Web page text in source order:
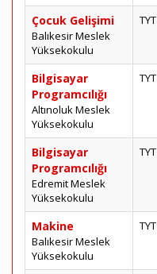
Çocuk Gelişimi
Balıkesir Meslek
Yüksekokulu
TYT
Bilgisayar
Programcılığı
Altınoluk Meslek
Yüksekokulu
TYT
Bilgisayar
Programcılığı
Edremit Meslek
Yüksekokulu
TYT
Makine
Balıkesir Meslek
Yüksekokulu
TYT